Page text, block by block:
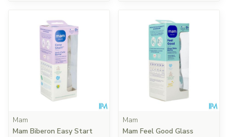
Mam
Mam Biberon Easy Start
Mam
Mam Feel Good Glass